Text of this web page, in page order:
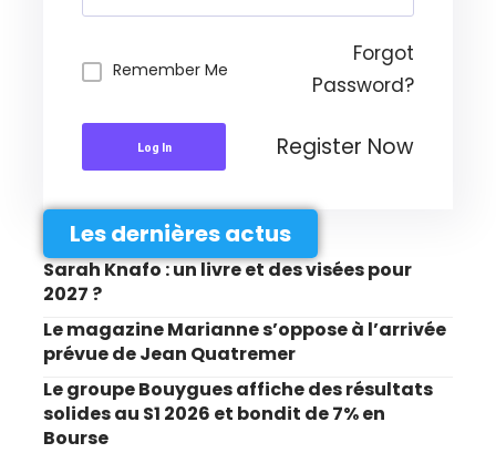
Remember Me
Forgot
Password?
Log In Register Now
Les dernières actus
Sarah Knafo : un livre et des visées pour
2027 ?
Le magazine Marianne s’oppose à l’arrivée
prévue de Jean Quatremer
Le groupe Bouygues affiche des résultats
solides au S1 2026 et bondit de 7% en
Bourse